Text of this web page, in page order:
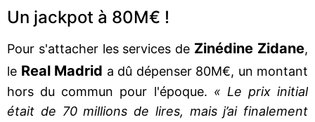
Un jackpot à 80M€ !
Pour s'attacher les services de Zinédine Zidane,
le Real Madrid a dû dépenser 80M€, un montant
hors du commun pour l'époque. « Le prix initial
était de 70 millions de lires, mais j’ai finalement